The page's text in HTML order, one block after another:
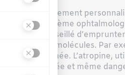
totalement
un problème
à fait déconseillé
différentes molécules. Par
de la cornée. L’atropine,
inappropriée et même